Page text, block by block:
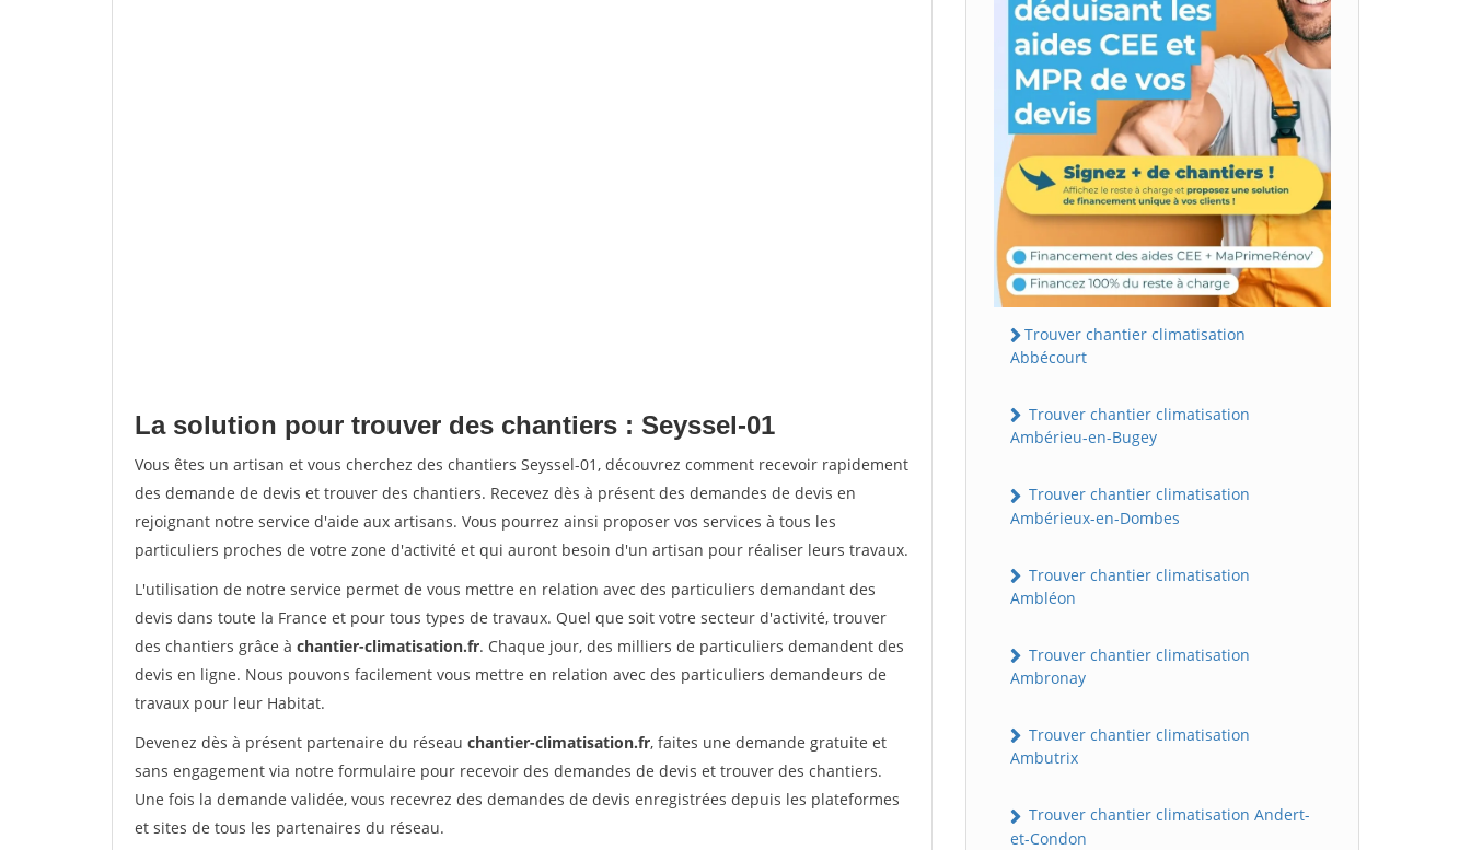
La solution pour trouver des chantiers : Seyssel-01
Vous êtes un artisan et vous cherchez des chantiers Seyssel-01, découvrez comment recevoir rapidement
des demande de devis et trouver des chantiers. Recevez dès à présent des demandes de devis en
rejoignant notre service d'aide aux artisans. Vous pourrez ainsi proposer vos services à tous les
particuliers proches de votre zone d'activité et qui auront besoin d'un artisan pour réaliser leurs travaux.
L'utilisation de notre service permet de vous mettre en relation avec des particuliers demandant des
devis dans toute la France et pour tous types de travaux. Quel que soit votre secteur d'activité, trouver
des chantiers grâce à chantier-climatisation.fr. Chaque jour, des milliers de particuliers demandent des
devis en ligne. Nous pouvons facilement vous mettre en relation avec des particuliers demandeurs de
travaux pour leur Habitat.
Devenez dès à présent partenaire du réseau chantier-climatisation.fr, faites une demande gratuite et
sans engagement via notre formulaire pour recevoir des demandes de devis et trouver des chantiers.
Une fois la demande validée, vous recevrez des demandes de devis enregistrées depuis les plateformes
et sites de tous les partenaires du réseau.
Trouver chantier climatisation
Abbécourt
Trouver chantier climatisation
Ambérieu-en-Bugey
Trouver chantier climatisation
Ambérieux-en-Dombes
Trouver chantier climatisation
Ambléon
Trouver chantier climatisation
Ambronay
Trouver chantier climatisation
Ambutrix
Trouver chantier climatisation Andert-
et-Condon